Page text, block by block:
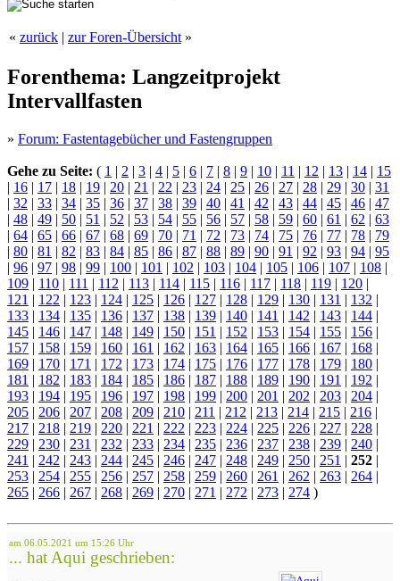
« zurück | zur Foren-Übersicht»
Forenthema: Langzeitprojekt
Intervallfasten
» Forum: Fastentagebücher und Fastengruppen
Gehe zu Seite: ( 1 | 2 | 3 | 4 | 5 | 6 | 7 | 8 | 9 | 10 | 11 | 12 | 13 | 14 | 15
| 16 | 17 | 18 | 19 | 20 | 21 | 22 | 23 | 24 | 25 | 26 | 27 | 28 | 29 | 30 | 31
| 32 | 33 | 34 | 35 | 36 | 37 | 38 | 39 | 40 | 41 | 42 | 43 | 44 | 45 | 46 | 47
| 48 | 49 | 50 | 51 | 52 | 53 | 54 | 55 | 56 | 57 | 58 | 59 | 60 | 61 | 62 | 63
| 64 | 65 | 66 | 67 | 68 | 69 | 70 | 71 | 72 | 73 | 74 | 75 | 76 | 77 | 78 | 79
| 80 | 81 | 82 | 83 | 84 | 85 | 86 | 87 | 88 | 89 | 90 | 91 | 92 | 93 | 94 | 95
| 96 | 97 | 98 | 99 | 100 | 101 | 102 | 103 | 104 | 105 | 106 | 107 | 108 |
109 | 110 | 111 | 112 | 113 | 114 | 115 | 116 | 117 | 118 | 119 | 120 |
121 | 122 | 123 | 124 | 125 | 126 | 127 | 128 | 129 | 130 | 131 | 132 |
133 | 134 | 135 | 136 | 137 | 138 | 139 | 140 | 141 | 142 | 143 | 144 |
145 | 146 | 147 | 148 | 149 | 150 | 151 | 152 | 153 | 154 | 155 | 156 |
157 | 158 | 159 | 160 | 161 | 162 | 163 | 164 | 165 | 166 | 167 | 168 |
169 | 170 | 171 | 172 | 173 | 174 | 175 | 176 | 177 | 178 | 179 | 180 |
181 | 182 | 183 | 184 | 185 | 186 | 187 | 188 | 189 | 190 | 191 | 192 |
193 | 194 | 195 | 196 | 197 | 198 | 199 | 200 | 201 | 202 | 203 | 204 |
205 | 206 | 207 | 208 | 209 | 210 | 211 | 212 | 213 | 214 | 215 | 216 |
217 | 218 | 219 | 220 | 221 | 222 | 223 | 224 | 225 | 226 | 227 | 228 |
229 | 230 | 231 | 232 | 233 | 234 | 235 | 236 | 237 | 238 | 239 | 240 |
241 | 242 | 243 | 244 | 245 | 246 | 247 | 248 | 249 | 250 | 251 | 252 |
253 | 254 | 255 | 256 | 257 | 258 | 259 | 260 | 261 | 262 | 263 | 264 |
265 | 266 | 267 | 268 | 269 | 270 | 271 | 272 | 273 | 274 )
am 06.05.2021 um 15:26 Uhr
... hat Aqui geschrieben: